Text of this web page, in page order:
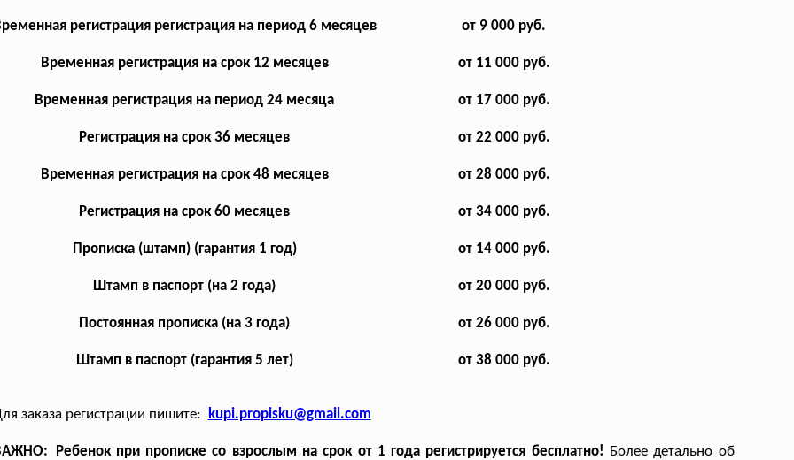
регистрация регистрация на период 6 месяцев от 9 000 руб.
Временная регистрация на срок 12 месяцев от 11 000 руб.
Временная регистрация на период 24 месяца от 17 000 руб.
Регистрация на срок 36 месяцев от 22 000 руб.
Временная регистрация на срок 48 месяцев от 28 000 руб.
Регистрация на срок 60 месяцев от 34 000 руб.
Прописка (штамп) (гарантия 1 год) от 14 000 руб.
Штамп в паспорт (на 2 года) от 20 000 руб.
Постоянная прописка (на 3 года) от 26 000 руб.
Штамп в паспорт (гарантия 5 лет) от 38 000 руб.
заказа регистрации пишите: kupi.propisku@gmail.com
Ребенок при прописке со взрослым на срок от 1 года регистрируется бесплатно! Более детально об